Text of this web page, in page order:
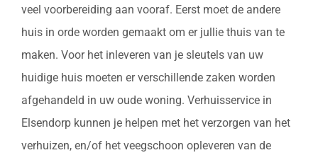
veel voorbereiding aan vooraf. Eerst moet de andere
huis in orde worden gemaakt om er jullie thuis van te
maken. Voor het inleveren van je sleutels van uw
huidige huis moeten er verschillende zaken worden
afgehandeld in uw oude woning. Verhuisservice in
Elsendorp kunnen je helpen met het verzorgen van het
verhuizen, en/of het veegschoon opleveren van de